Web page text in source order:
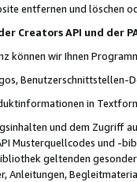
entfernen und löschen
Creators API und der
können wir Ihnen
Benutzerschnittstellen-
in
und dem Zugriff
Musterquellcodes und
geltenden
Anleitungen,